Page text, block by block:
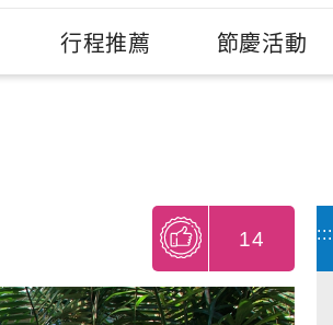
行程推薦 節慶活動
14 :::